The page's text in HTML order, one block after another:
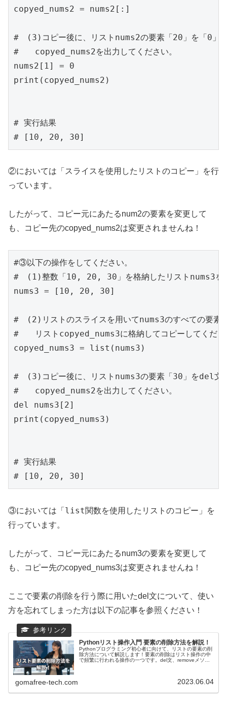
copyed_nums2 = nums2[:]
#　(3)コピー後に、リストnums2の要素「20」を「0」
#　　copyed_nums2を出力してください。
nums2[1] = 0
print(copyed_nums2)
# 実行結果
# [10, 20, 30]
②においては「スライスを使用したリストのコピー」を行
っています。
したがって、コピー元にあたるnum2の要素を変更して
も、コピー先のcopyed_nums2は変更されませんね！
#③以下の操作をしてください。
#　(1)整数「10, 20, 30」を格納したリストnums3を
nums3 = [10, 20, 30]
#　(2)リストのスライスを用いてnums3のすべての要素
#　　リストcopyed_nums3に格納してコピーしてくださ
copyed_nums3 = list(nums3)
#　(3)コピー後に、リストnums3の要素「30」をdel文
#　　copyed_nums2を出力してください。
del nums3[2]
print(copyed_nums3)
# 実行結果
# [10, 20, 30]
③においては「 list関数を使用したリストのコピー」を
行っています。
したがって、コピー元にあたるnum3の要素を変更して
も、コピー先のcopyed_nums3は変更されませんね！
ここで要素の削除を行う際に用いたdel文について、使い
方を忘れてしまった方は以下の記事を参照ください！
Pythonリスト操作入門 要素の削除方法を解説！
Pythonプログラミング初心者に向けて、リストの要素の削
除方法について解説します！要素の削除はリスト操作の中
で頻繁に行われる操作の一つです。del文、removeメソッ
gomafree-tech.com 2023.06.04